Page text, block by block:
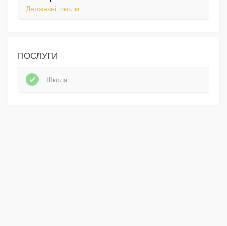
Державні школи
ПОСЛУГИ
Школа